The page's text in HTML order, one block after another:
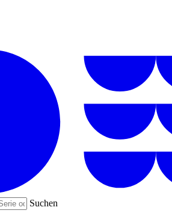
Suchen